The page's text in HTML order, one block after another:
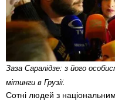
Заза Саралідзе: з його
мітинги в Грузії.
Сотні людей з